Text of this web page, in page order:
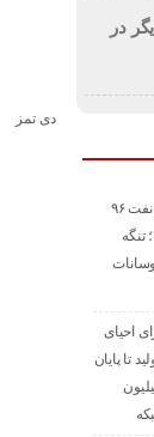
در
پیش‌بینی بارکلیز از نفت ۹۶
دلاری در سال ۲۰۲۶؛ تنگه
احیای
تا پایان
۱۰۰ میلیون
دی تمز